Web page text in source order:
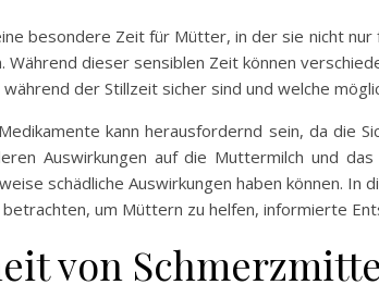
besondere Zeit für Mütter, in der sie nicht
Während dieser sensiblen Zeit können
der Stillzeit sicher sind und welche
kann herausfordernd sein, da die
Auswirkungen auf die Muttermilch und
schädliche Auswirkungen haben können.
um Müttern zu helfen, informierte
von